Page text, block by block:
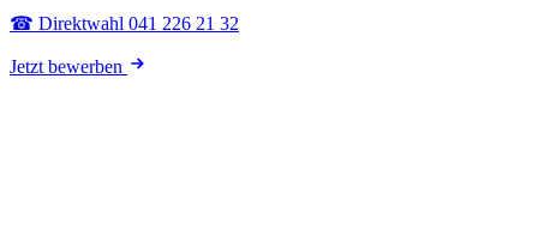
☎ Direktwahl 041 226 21 32
Jetzt bewerben